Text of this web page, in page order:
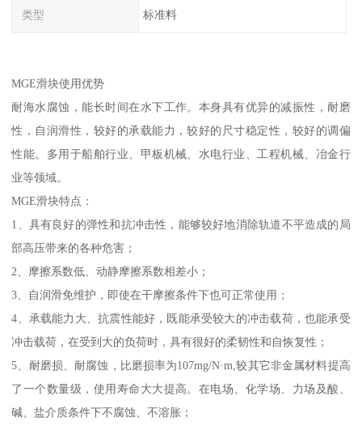
类型 标准料
MGE滑块使用优势
耐海水腐蚀，能长时间在水下工作。本身具有优异的减振性，耐磨
性，自润滑性，较好的承载能力，较好的尺寸稳定性，较好的调偏
性能。多用于船舶行业、甲板机械、水电行业、工程机械、冶金行
业等领域。
MGE滑块特点：
1、具有良好的弹性和抗冲击性，能够较好地消除轨道不平造成的局
部高压带来的各种危害；
2、摩擦系数低、动静摩擦系数相差小；
3、自润滑免维护，即使在干摩擦条件下也可正常使用；
4、承载能力大、抗震性能好，既能承受较大的冲击载荷，也能承受
冲击载荷，在受到大的负荷时，具有很好的柔韧性和自恢复性；
5、耐磨损、耐腐蚀，比磨损率为107mg/N·m,较其它非金属材料提高
了一个数量级，使用寿命大大提高。在电场、化学场、力场及酸、
碱、盐介质条件下不腐蚀、不溶胀；